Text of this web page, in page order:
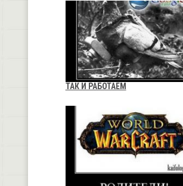
ТАК И РАБОТАЕМ